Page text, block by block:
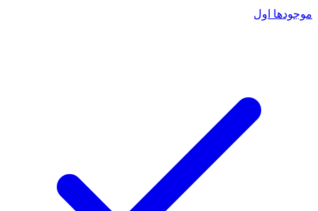
موجودها اول